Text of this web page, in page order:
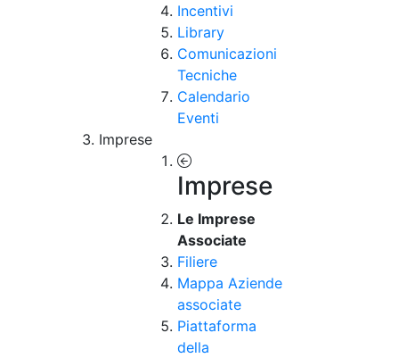
Incentivi
Library
Comunicazioni
Tecniche
Calendario
Eventi
Imprese
Imprese
Le Imprese
Associate
Filiere
Mappa Aziende
associate
Piattaforma
della